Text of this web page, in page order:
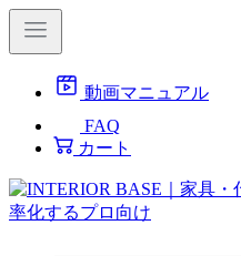
動画マニュアル
FAQ
カート